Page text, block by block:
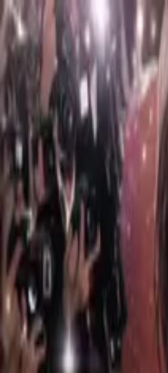
首页 排行榜 分类社区
登录